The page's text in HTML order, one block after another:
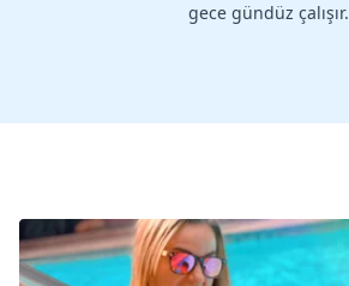
gece gündüz çalışır.